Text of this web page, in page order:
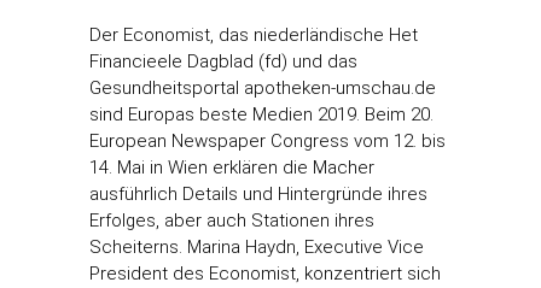
Der Economist, das niederländische Het
Financieele Dagblad (fd) und das
Gesundheitsportal apotheken-umschau.de
sind Europas beste Medien 2019. Beim 20.
European Newspaper Congress vom 12. bis
14. Mai in Wien erklären die Macher
ausführlich Details und Hintergründe ihres
Erfolges, aber auch Stationen ihres
Scheiterns. Marina Haydn, Executive Vice
President des Economist, konzentriert sich